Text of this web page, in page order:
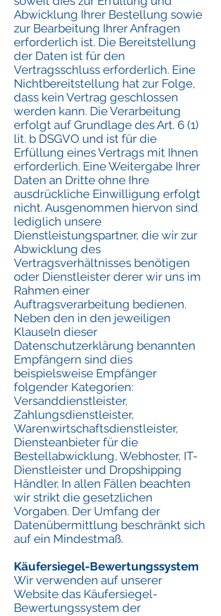
Abwicklung Ihrer Bestellung sowie
zur Bearbeitung Ihrer Anfragen
erforderlich ist. Die Bereitstellung
der Daten ist für den
Vertragsschluss erforderlich. Eine
Nichtbereitstellung hat zur Folge,
dass kein Vertrag geschlossen
werden kann. Die Verarbeitung
erfolgt auf Grundlage des Art. 6 (1)
lit. b DSGVO und ist für die
Erfüllung eines Vertrags mit Ihnen
erforderlich. Eine Weitergabe Ihrer
Daten an Dritte ohne Ihre
ausdrückliche Einwilligung erfolgt
nicht. Ausgenommen hiervon sind
lediglich unsere
Dienstleistungspartner, die wir zur
Abwicklung des
Vertragsverhältnisses benötigen
oder Dienstleister derer wir uns im
Rahmen einer
Auftragsverarbeitung bedienen.
Neben den in den jeweiligen
Klauseln dieser
Datenschutzerklärung benannten
Empfängern sind dies
beispielsweise Empfänger
folgender Kategorien:
Versanddienstleister,
Zahlungsdienstleister,
Warenwirtschaftsdienstleister,
Diensteanbieter für die
Bestellabwicklung, Webhoster, IT-
Dienstleister und Dropshipping
Händler. In allen Fällen beachten
wir strikt die gesetzlichen
Vorgaben. Der Umfang der
Datenübermittlung beschränkt sich
auf ein Mindestmaß.
Käufersiegel-Bewertungssystem
Wir verwenden auf unserer
Website das Käufersiegel-
Bewertungssystem der